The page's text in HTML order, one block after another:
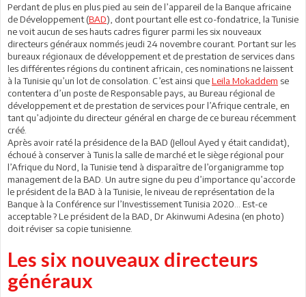
Perdant de plus en plus pied au sein de l’appareil de la Banque africaine
de Développement (BAD), dont pourtant elle est co-fondatrice, la Tunisie
ne voit aucun de ses hauts cadres figurer parmi les six nouveaux
directeurs généraux nommés jeudi 24 novembre courant. Portant sur les
bureaux régionaux de développement et de prestation de services dans
les différentes régions du continent africain, ces nominations ne laissent
à la Tunisie qu’un lot de consolation. C’est ainsi queLeila Mokaddem se
contentera d’un poste de Responsable pays, au Bureau régional de
développement et de prestation de services pour l’Afrique centrale, en
tant qu’adjointe du directeur général en charge de ce bureau récemment
créé.
Après avoir raté la présidence de la BAD (Jelloul Ayed y était candidat),
échoué à conserver à Tunis la salle de marché et le siège régional pour
l’Afrique du Nord, la Tunisie tend à disparaître de l’organigramme top
management de la BAD. Un autre signe du peu d’importance qu’accorde
le président de la BAD à la Tunisie, le niveau de représentation de la
Banque à la Conférence sur l’Investissement Tunisia 2020... Est-ce
acceptable ? Le président de la BAD, Dr Akinwumi Adesina (en photo)
doit réviser sa copie tunisienne.
Les six nouveaux directeurs
généraux